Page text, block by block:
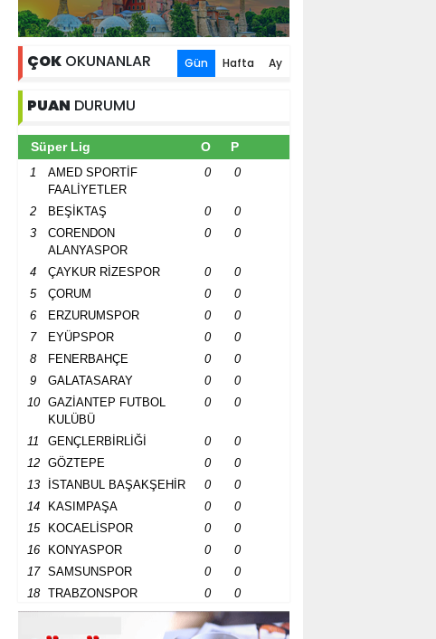
ÇOK OKUNANLAR Gün Hafta Ay
PUAN DURUMU
Süper Lig O P
1
AMED SPORTİF
FAALİYETLER
0 0
2 BEŞİKTAŞ 0
0
3
CORENDON
ALANYASPOR
0 0
4 ÇAYKUR RİZESPOR 0
0
5
ÇORUM 0
0
6
ERZURUMSPOR 0
0
7
EYÜPSPOR 0
0
8
FENERBAHÇE 0
0
9
GALATASARAY 0
0
10
GAZİANTEP FUTBOL
KULÜBÜ
0 0
11 GENÇLERBİRLİĞİ 0
0
12
GÖZTEPE 0
0
13
İSTANBUL BAŞAKŞEHİR 0
0
14
KASIMPAŞA 0
0
15
KOCAELİSPOR 0
0
16
KONYASPOR 0
0
17
SAMSUNSPOR 0
0
18
TRABZONSPOR 0 0